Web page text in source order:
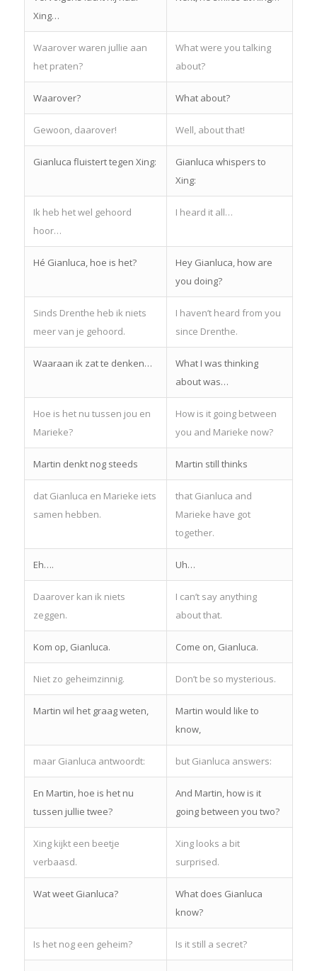
Xing…
Waarover waren jullie aan
het praten?
What were you talking
about?
Waarover? What about?
Gewoon, daarover! Well, about that!
Gianluca fluistert tegen Xing:
Gianluca whispers to
Xing:
Ik heb het wel gehoord
hoor…
I heard it all…
Hé Gianluca, hoe is het?
Hey Gianluca, how are
you doing?
Sinds Drenthe heb ik niets
meer van je gehoord.
I haven’t heard from you
since Drenthe.
Waaraan ik zat te denken…
What I was thinking
about was…
Hoe is het nu tussen jou en
Marieke?
How is it going between
you and Marieke now?
Martin denkt nog steeds Martin still thinks
dat Gianluca en Marieke iets
samen hebben.
that Gianluca and
Marieke have got
together.
Eh…. Uh…
Daarover kan ik niets
zeggen.
I can’t say anything
about that.
Kom op, Gianluca. Come on, Gianluca.
Niet zo geheimzinnig. Don’t be so mysterious.
Martin wil het graag weten,
Martin would like to
know,
maar Gianluca antwoordt: but Gianluca answers:
En Martin, hoe is het nu
tussen jullie twee?
And Martin, how is it
going between you two?
Xing kijkt een beetje
verbaasd.
Xing looks a bit
surprised.
Wat weet Gianluca?
What does Gianluca
know?
Is het nog een geheim? Is it still a secret?